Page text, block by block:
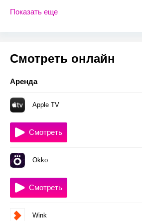
Показать еще
Смотреть онлайн
Аренда
Apple TV
Смотреть
Okko
Смотреть
Wink